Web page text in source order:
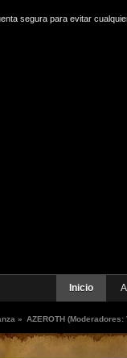
segura para evitar
Inicio
» AZEROTH (Moderadores: